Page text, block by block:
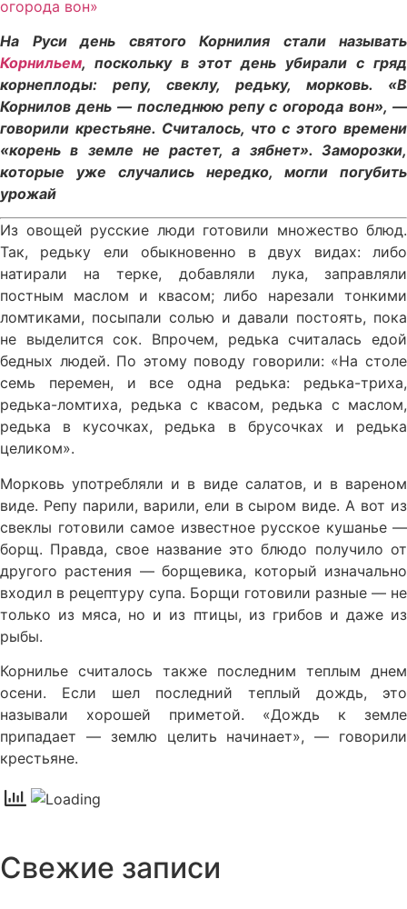
На Руси день святого Корнилия стали называть
Корнильем, поскольку в этот день убирали с гряд
корнеплоды: репу, свеклу, редьку, морковь. «В
Корнилов день — последнюю репу с огорода вон», —
говорили крестьяне. Считалось, что с этого времени
«корень в земле не растет, а зябнет». Заморозки,
которые уже случались нередко, могли погубить
урожай
Из овощей русские люди готовили множество блюд.
Так, редьку ели обыкновенно в двух видах: либо
натирали на терке, добавляли лука, заправляли
постным маслом и квасом; либо нарезали тонкими
ломтиками, посыпали солью и давали постоять, пока
не выделится сок. Впрочем, редька считалась едой
бедных людей. По этому поводу говорили: «На столе
семь перемен, и все одна редька: редька-триха,
редька-ломтиха, редька с квасом, редька с маслом,
редька в кусочках, редька в брусочках и редька
целиком».
Морковь употребляли и в виде салатов, и в вареном
виде. Репу парили, варили, ели в сыром виде. А вот из
свеклы готовили самое известное русское кушанье —
борщ. Правда, свое название это блюдо получило от
другого растения — борщевика, который изначально
входил в рецептуру супа. Борщи готовили разные — не
только из мяса, но и из птицы, из грибов и даже из
рыбы.
Корнилье считалось также последним теплым днем
осени. Если шел последний теплый дождь, это
называли хорошей приметой. «Дождь к земле
припадает — землю целить начинает», — говорили
крестьяне.
Свежие записи